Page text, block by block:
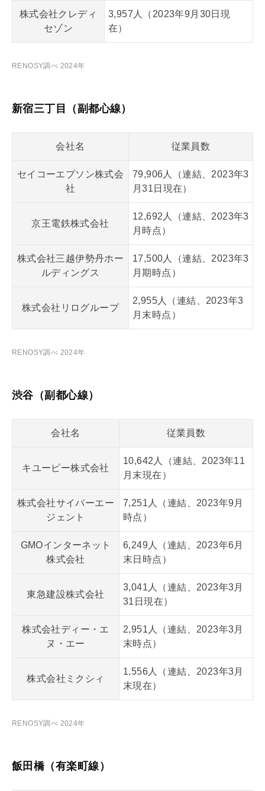
株式会社クレディ
セゾン
3,957人（2023年9月30日現
在）
RENOSY調べ 2024年
新宿三丁目（副都心線）
会社名 従業員数
セイコーエプソン株式会
社
79,906人（連結、2023年3
月31日現在）
京王電鉄株式会社
12,692人（連結、2023年3
月時点）
株式会社三越伊勢丹ホー
ルディングス
17,500人（連結、2023年3
月期時点）
株式会社リログループ
2,955人（連結、2023年3
月末時点）
RENOSY調べ 2024年
渋谷（副都心線）
会社名 従業員数
キユーピー株式会社
10,642人（連結、2023年11
月末現在）
株式会社サイバーエー
ジェント
7,251人（連結、2023年9月
時点）
GMOインターネット
株式会社
6,249人（連結、2023年6月
末日時点）
東急建設株式会社
3,041人（連結、2023年3月
31日現在）
株式会社ディー・エ
ヌ・エー
2,951人（連結、2023年3月
末時点）
株式会社ミクシィ
1,556人（連結、2023年3月
末現在）
RENOSY調べ 2024年
飯田橋（有楽町線）